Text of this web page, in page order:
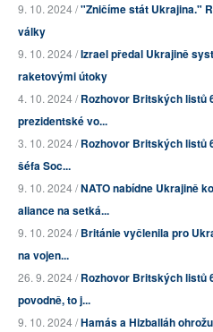
9. 10. 2024 /"Zničíme stát Ukrajina."
války
9. 10. 2024 /Izrael předal Ukrajině
raketovými útoky
4. 10. 2024 /Rozhovor Britských listů
prezidentské vo...
3. 10. 2024 /Rozhovor Britských listů
šéfa Soc...
9. 10. 2024 /NATO nabídne Ukrajině
aliance na setká...
9. 10. 2024 /Británie vyčlenila pro
na vojen...
26. 9. 2024 /Rozhovor Britských listů
povodně, to j...
9. 10. 2024 /Hamás a Hizballáh